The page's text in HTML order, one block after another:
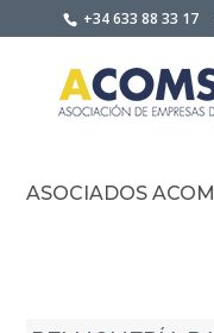
to
+34 633 88 33 17
ASOCIADOS